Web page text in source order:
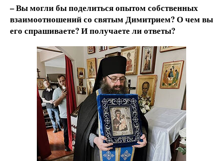
– Вы могли бы поделиться опытом собственных
взаимоотношений со святым Димитрием? О чем вы
его спрашиваете? И получаете ли ответы?